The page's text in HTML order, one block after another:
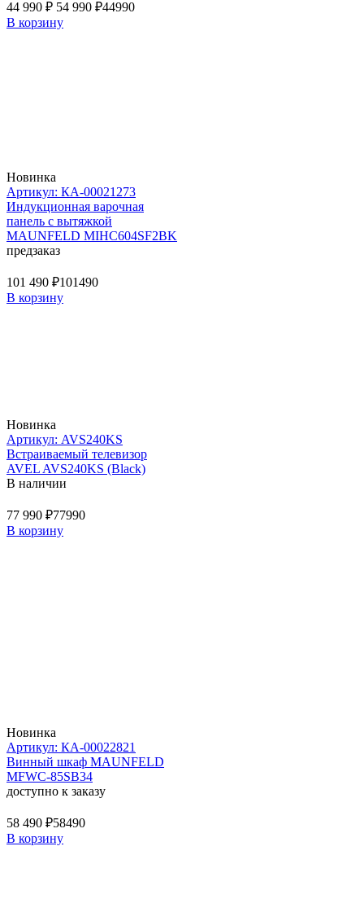
44 990 ₽ 54 990 ₽44990
В корзину
Новинка
Артикул: КА-00021273
Индукционная варочная
панель с вытяжкой
MAUNFELD MIHC604SF2BK
предзаказ
101 490 ₽101490
В корзину
Новинка
Артикул: AVS240KS
Встраиваемый телевизор
AVEL AVS240KS (Black)
В наличии
77 990 ₽77990
В корзину
Новинка
Артикул: КА-00022821
Винный шкаф MAUNFELD
MFWC-85SB34
доступно к заказу
58 490 ₽58490
В корзину